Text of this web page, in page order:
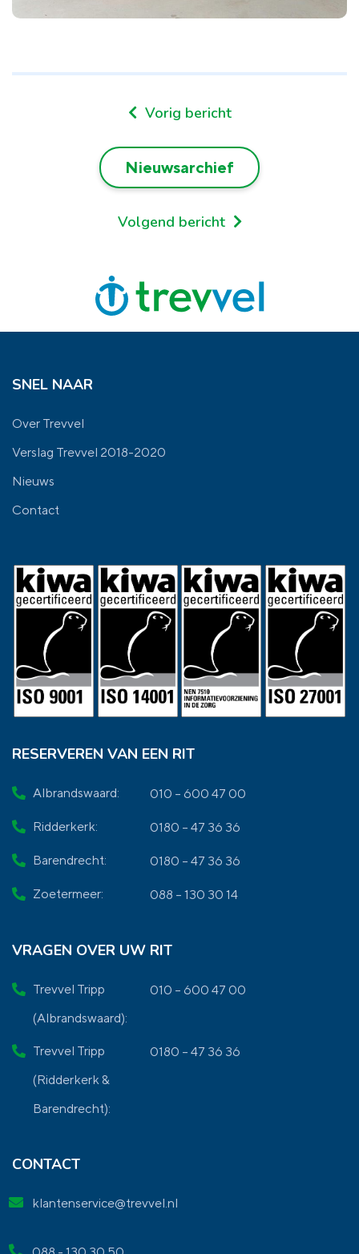
Vorig bericht
Nieuwsarchief
Volgend bericht
SNEL NAAR
Over Trevvel
Verslag Trevvel 2018-2020
Nieuws
Contact
RESERVEREN VAN EEN RIT
Albrandswaard: 010 – 600 47 00
Ridderkerk: 0180 – 47 36 36
Barendrecht: 0180 – 47 36 36
Zoetermeer: 088 – 130 30 14
VRAGEN OVER UW RIT
Trevvel Tripp
(Albrandswaard):
010 – 600 47 00
Trevvel Tripp
(Ridderkerk &
Barendrecht):
0180 – 47 36 36
CONTACT
klantenservice@trevvel.nl